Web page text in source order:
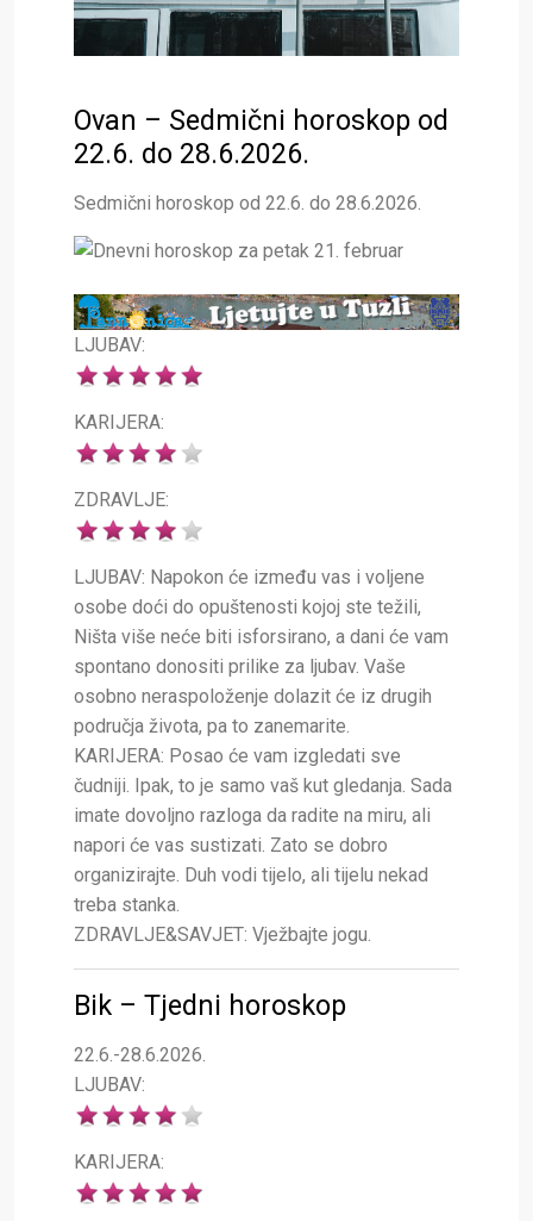
Ovan – Sedmični horoskop od
22.6. do 28.6.2026.
Sedmični horoskop od 22.6. do 28.6.2026.
LJUBAV:
KARIJERA:
ZDRAVLJE:
LJUBAV: Napokon će između vas i voljene
osobe doći do opuštenosti kojoj ste težili,
Ništa više neće biti isforsirano, a dani će vam
spontano donositi prilike za ljubav. Vaše
osobno neraspoloženje dolazit će iz drugih
područja života, pa to zanemarite.
KARIJERA: Posao će vam izgledati sve
čudniji. Ipak, to je samo vaš kut gledanja. Sada
imate dovoljno razloga da radite na miru, ali
napori će vas sustizati. Zato se dobro
organizirajte. Duh vodi tijelo, ali tijelu nekad
treba stanka.
ZDRAVLJE&SAVJET: Vježbajte jogu.
Bik – Tjedni horoskop
22.6.-28.6.2026.
LJUBAV:
KARIJERA: